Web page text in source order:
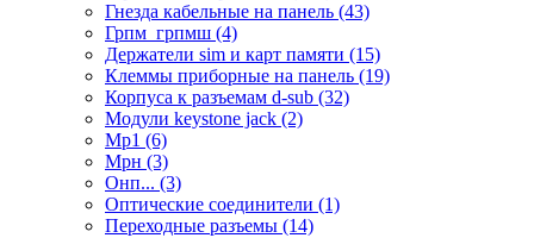
Гнезда кабельные на панель (43)
Грпм_грпмш (4)
Держатели sim и карт памяти (15)
Клеммы приборные на панель (19)
Корпуса к разъемам d-sub (32)
Модули keystone jack (2)
Мр1 (6)
Мрн (3)
Онп... (3)
Оптические соединители (1)
Переходные разъемы (14)